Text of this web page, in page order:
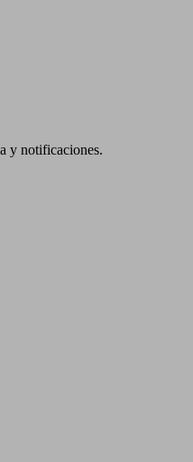
y notificaciones.